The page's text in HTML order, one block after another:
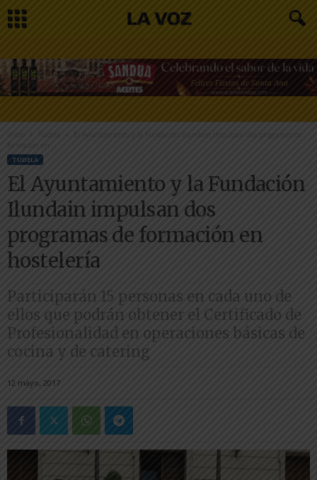
Inicio Tudela
El Ayuntamiento y la Fundación Ilundain impulsan dos programas de
formación en...
TUDELA
El Ayuntamiento y la Fundación
Ilundain impulsan dos
programas de formación en
hostelería
Participarán 15 personas en cada uno de
ellos que podrán obtener el Certificado de
Profesionalidad en operaciones básicas de
cocina y de catering
12 mayo, 2017